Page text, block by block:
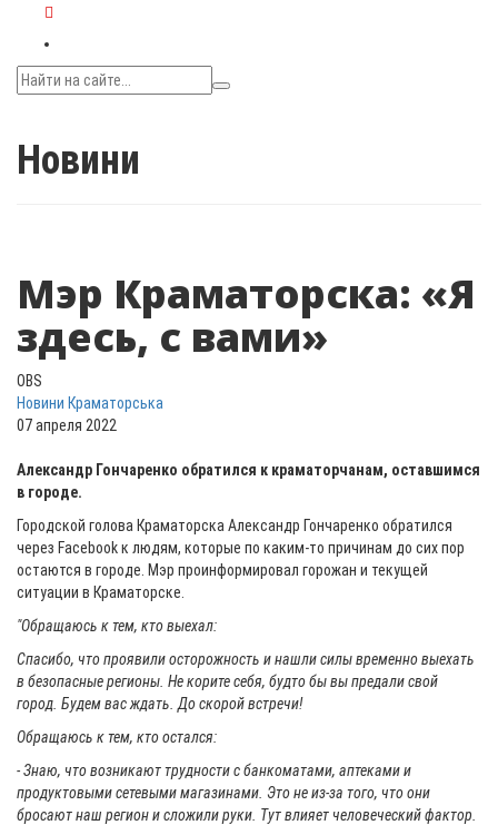
Новини
Мэр Краматорска: «Я
здесь, с вами»
OBS
Новини Краматорська
07 апреля 2022
Александр Гончаренко обратился к краматорчанам, оставшимся
в городе.
Городской голова Краматорска Александр Гончаренко обратился
через Facebook к людям, которые по каким-то причинам до сих пор
остаются в городе. Мэр проинформировал горожан и текущей
ситуации в Краматорске.
"Обращаюсь к тем, кто выехал:
Спасибо, что проявили осторожность и нашли силы временно выехать
в безопасные регионы. Не корите себя, будто бы вы предали свой
город. Будем вас ждать. До скорой встречи!
Обращаюсь к тем, кто остался:
- Знаю, что возникают трудности с банкоматами, аптеками и
продуктовыми сетевыми магазинами. Это не из-за того, что они
бросают наш регион и сложили руки. Тут влияет человеческий фактор.